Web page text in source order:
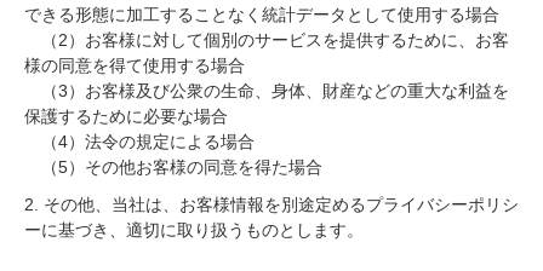
できる形態に加工することなく統計データとして使用する場合
（2）お客様に対して個別のサービスを提供するために、お客
様の同意を得て使用する場合
（3）お客様及び公衆の生命、身体、財産などの重大な利益を
保護するために必要な場合
（4）法令の規定による場合
（5）その他お客様の同意を得た場合
2. その他、当社は、お客様情報を別途定めるプライバシーポリシ
ーに基づき、適切に取り扱うものとします。